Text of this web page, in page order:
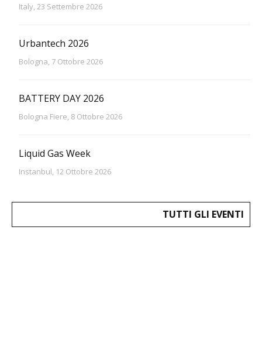
Italy, 23 Settembre 2026
Urbantech 2026
Bologna, 7 Ottobre 2026
BATTERY DAY 2026
Bologna Fiere, 8 Ottobre 2026
Liquid Gas Week
Instanbul, 12 Ottobre 2026
TUTTI GLI EVENTI